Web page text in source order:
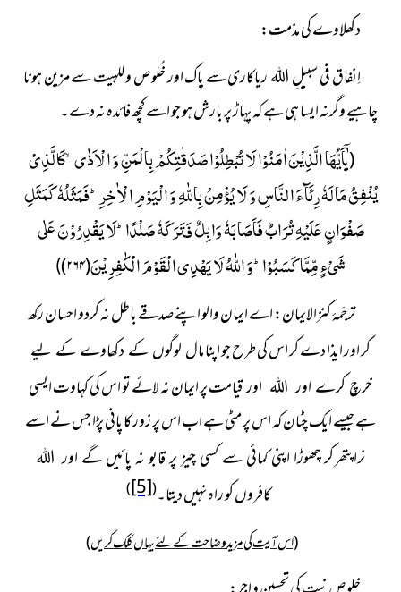
دکھلاوے کی مذمت:
اِنفاق فی سبیلِ اللہ ریاکاری سے پاک اور خُلوص و للہیت سے مزین ہونا
چاہیے وگرنہ ایسا ہی ہے کہ پہاڑ پر بارش ہو جو اسے کچھ فائدہ نہ دے۔
(یٰۤاَیُّهَا الَّذِیْنَ اٰمَنُوْا لَا تُبْطِلُوْا صَدَقٰتِكُمْ بِالْمَنِّ وَ الْاَذٰىۙ-كَالَّذِیْ
یُنْفِقُ مَالَهٗ رِئَآءَ النَّاسِ وَ لَا یُؤْمِنُ بِاللّٰهِ وَ الْیَوْمِ الْاٰخِرِؕ-فَمَثَلُهٗ كَمَثَلِ
صَفْوَانٍ عَلَیْهِ تُرَابٌ فَاَصَابَهٗ وَابِلٌ فَتَرَكَهٗ صَلْدًاؕ-لَا یَقْدِرُوْنَ عَلٰى
شَیْءٍ مِّمَّا كَسَبُوْاؕ-وَ اللّٰهُ لَا یَهْدِی الْقَوْمَ الْكٰفِرِیْنَ(۲۶۴)
)
ترجَمۂ کنزالایمان: اے ایمان والو اپنے صدقےباطل نہ کردو احسان رکھ
کر اور ایذا دے کر اس کی طرح جو اپنامال لوگوں کے دکھاوے کے لیے
خرچ کرے اور اللہ اور قیامتپر ایمان نہ لائے تو اس کی کہاوت ایسی
ہے جیسے ایک چٹان کہ اس پر مٹی ہے اب اس پر زور کا پانی پڑا جس نے اسے
نرا پتھرکر چھوڑا اپنی کمائی سے کسی چیز پر قابو نہ پائیں گے اور اللہ
کافروںکو راہ نہیں دیتا۔(
[5]
)
(اس آیت کی مزید وضاحت کے لئے یہاں کلک کریں)